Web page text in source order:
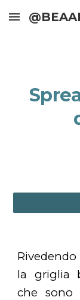
Skip to main
la griglia
che sono